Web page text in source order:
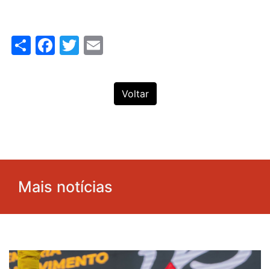
ShareFacebook
Twitter
Voltar
Mais notícias